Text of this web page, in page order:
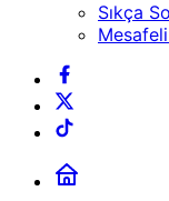
Sıkça